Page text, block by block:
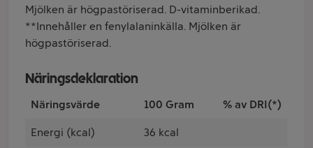
Mjölken är högpastöriserad. D-vitaminberikad.
**Innehåller en fenylalaninkälla. Mjölken är
högpastöriserad.
Näringsdeklaration
Näringsvärde 100 Gram % av DRI(*)
Energi (kcal) 36 kcal